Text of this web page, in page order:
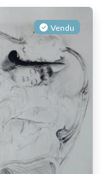
Vendu